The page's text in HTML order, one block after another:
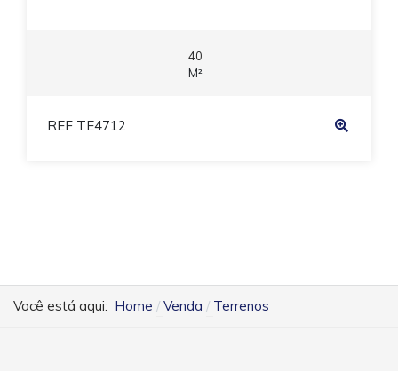
40
M²
REF TE4712
Você está aqui: Home Venda Terrenos